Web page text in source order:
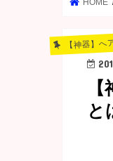
HOME
【神器】へ
と